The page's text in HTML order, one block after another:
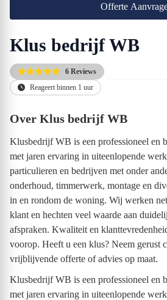
Offerte
Klus bedrijf WB
6 Reviews
Reageert binnen 1 uur
Over Klus bedrijf WB
Klusbedrijf WB is een professioneel en
met jaren ervaring in uiteenlopende
particulieren en bedrijven met onder
onderhoud, timmerwerk, montage en
in en rondom de woning. Wij werken
klant en hechten veel waarde aan
afspraken. Kwaliteit en
voorop. Heeft u een klus? Neem gerust
vrijblijvende offerte of advies op maat.
Klusbedrijf WB is een professioneel en
met jaren ervaring in uiteenlopende